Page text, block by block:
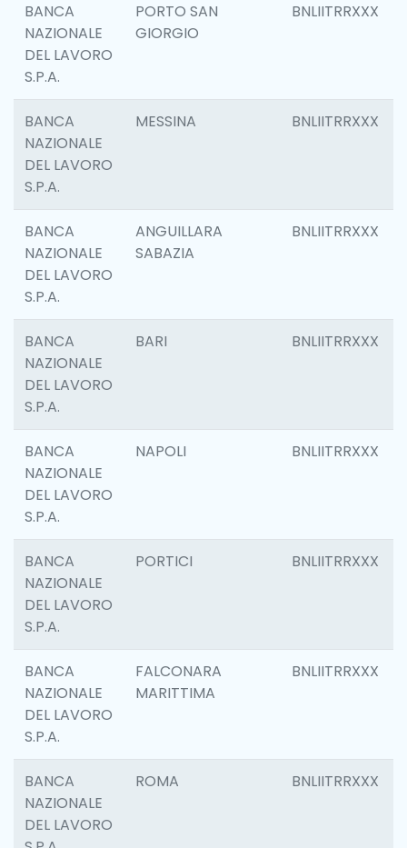
BANCA
NAZIONALE
DEL LAVORO
S.P.A.
PORTO SAN
GIORGIO
BNLIITRRXXX
BANCA
NAZIONALE
DEL LAVORO
S.P.A.
MESSINA BNLIITRRXXX
BANCA
NAZIONALE
DEL LAVORO
S.P.A.
ANGUILLARA
SABAZIA
BNLIITRRXXX
BANCA
NAZIONALE
DEL LAVORO
S.P.A.
BARI BNLIITRRXXX
BANCA
NAZIONALE
DEL LAVORO
S.P.A.
NAPOLI BNLIITRRXXX
BANCA
NAZIONALE
DEL LAVORO
S.P.A.
PORTICI BNLIITRRXXX
BANCA
NAZIONALE
DEL LAVORO
S.P.A.
FALCONARA
MARITTIMA
BNLIITRRXXX
BANCA
NAZIONALE
DEL LAVORO
ROMA BNLIITRRXXX